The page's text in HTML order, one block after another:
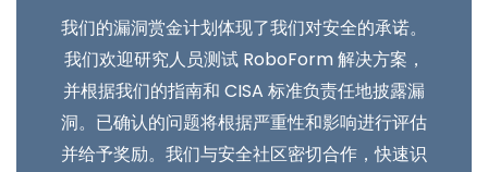
我们的漏洞赏金计划体现了我们对安全的承诺。
我们欢迎研究人员测试 RoboForm 解决方案，
并根据我们的指南和 CISA 标准负责任地披露漏
洞。已确认的问题将根据严重性和影响进行评估
并给予奖励。我们与安全社区密切合作，快速识